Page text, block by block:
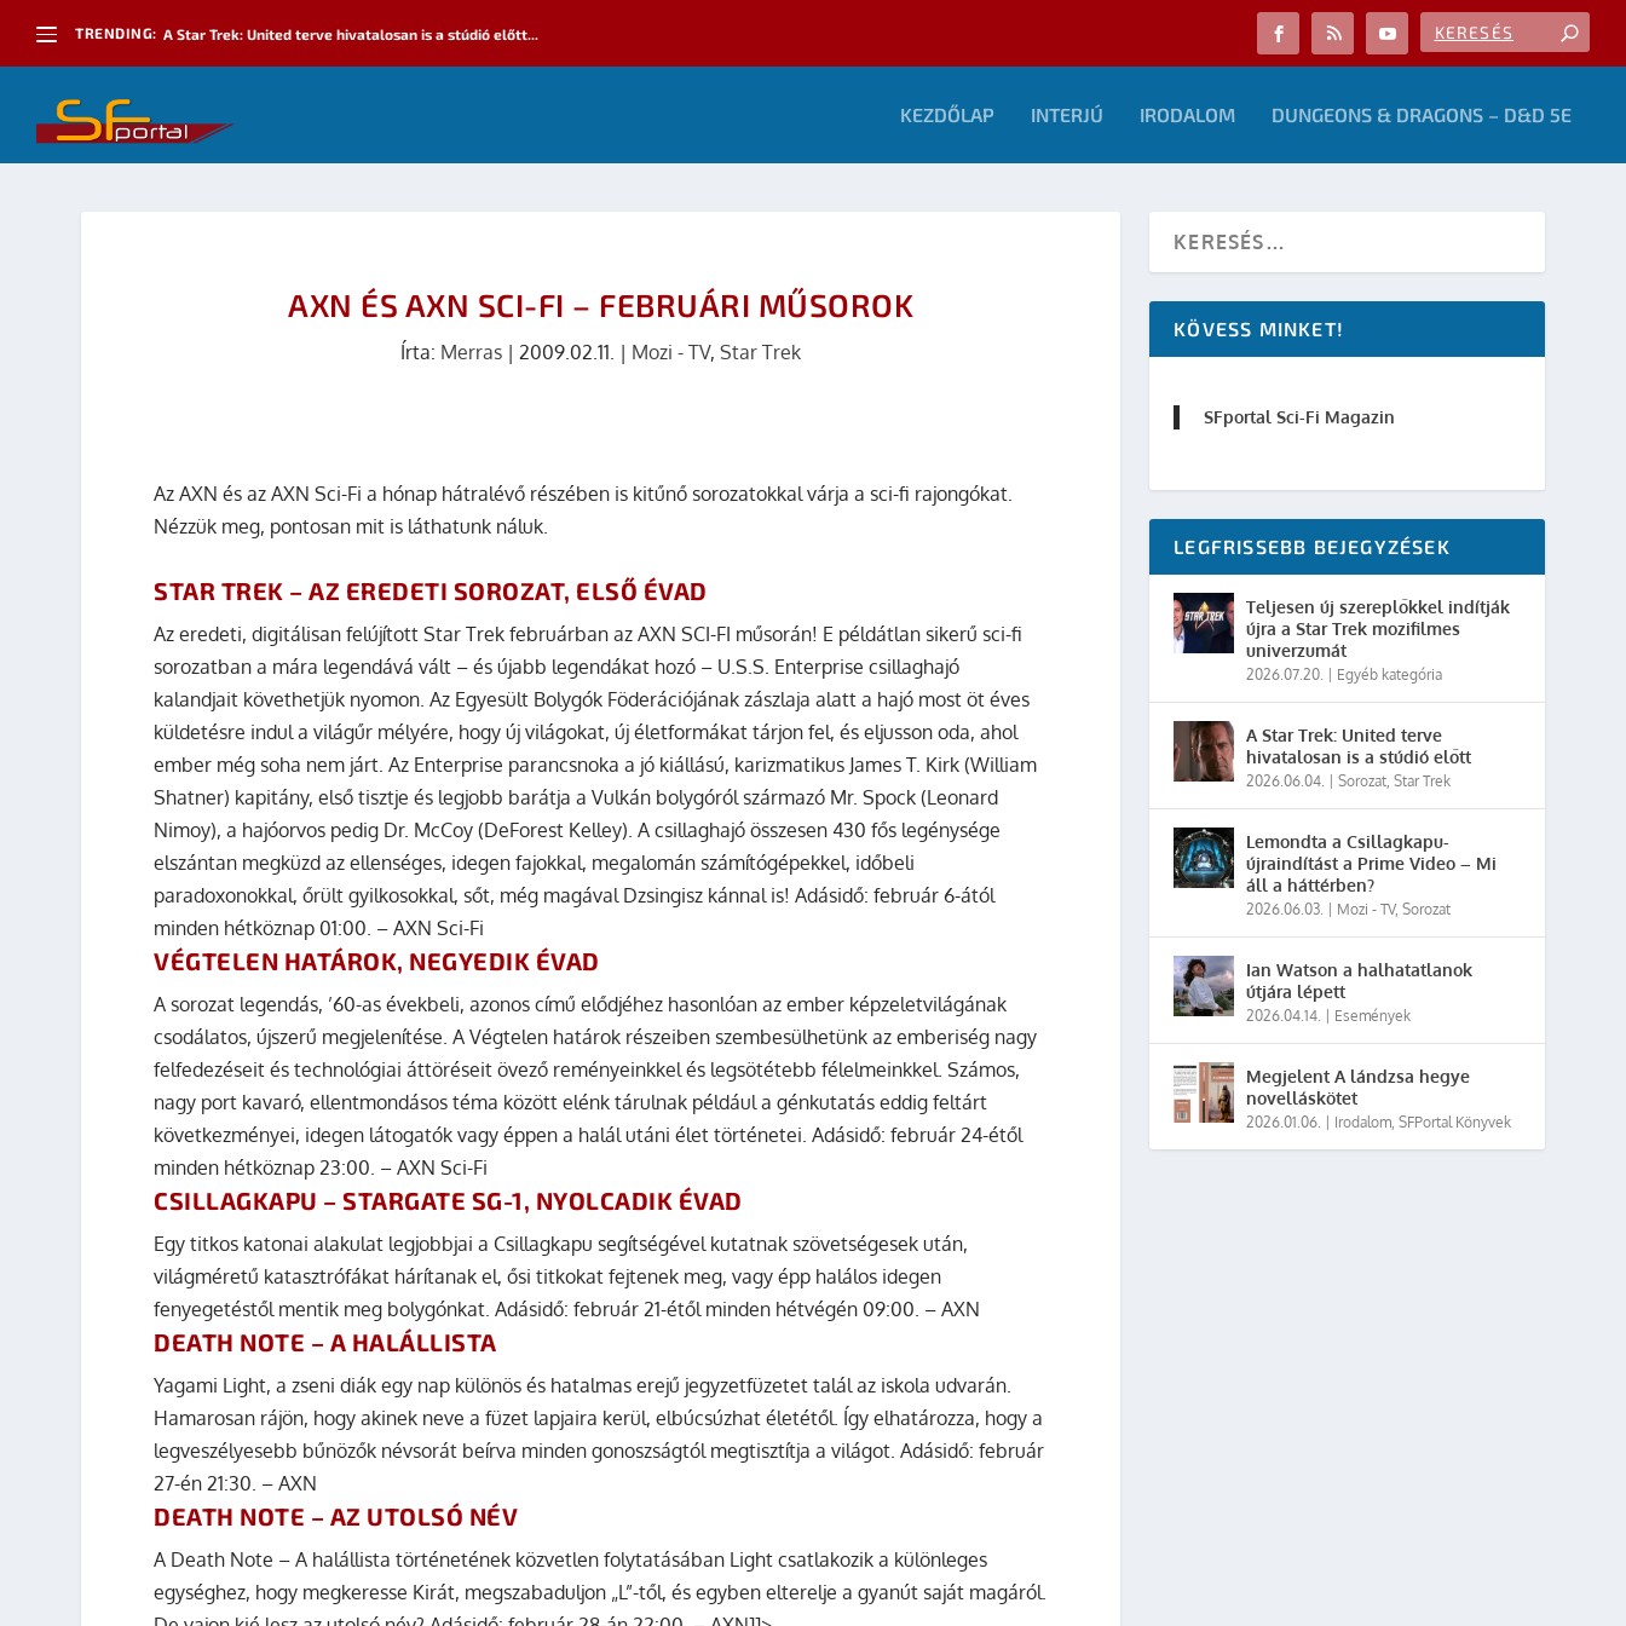
TRENDING: A Star Trek: United terve hivatalosan is a stúdió előtt...
KEZDŐLAP INTERJÚ IRODALOM DUNGEONS & DRAGONS – D&D 5E
AXN ÉS AXN SCI-FI – FEBRUÁRI MŰSOROK
Írta: Merras |2009.02.11. | Mozi - TV,Star Trek
Az AXN és az AXN Sci-Fi a hónap hátralévő részében is kitűnő sorozatokkal várja a sci-fi rajongókat.
Nézzük meg, pontosan mit is láthatunk náluk.
STAR TREK – AZ EREDETI SOROZAT, ELSŐ ÉVAD
Az eredeti, digitálisan felújított Star Trek februárban az AXN SCI-FI műsorán! E példátlan sikerű sci-fi
sorozatban a mára legendává vált – és újabb legendákat hozó – U.S.S. Enterprise csillaghajó
kalandjait követhetjük nyomon. Az Egyesült Bolygók Föderációjának zászlaja alatt a hajó most öt éves
küldetésre indul a világűr mélyére, hogy új világokat, új életformákat tárjon fel, és eljusson oda, ahol
ember még soha nem járt. Az Enterprise parancsnoka a jó kiállású, karizmatikus James T. Kirk (William
Shatner) kapitány, első tisztje és legjobb barátja a Vulkán bolygóról származó Mr. Spock (Leonard
Nimoy), a hajóorvos pedig Dr. McCoy (DeForest Kelley). A csillaghajó összesen 430 fős legénysége
elszántan megküzd az ellenséges, idegen fajokkal, megalomán számítógépekkel, időbeli
paradoxonokkal, őrült gyilkosokkal, sőt, még magával Dzsingisz kánnal is! Adásidő: február 6-ától
minden hétköznap 01:00. – AXN Sci-Fi
VÉGTELEN HATÁROK, NEGYEDIK ÉVAD
A sorozat legendás, ’60-as évekbeli, azonos című elődjéhez hasonlóan az ember képzeletvilágának
csodálatos, újszerű megjelenítése. A Végtelen határok részeiben szembesülhetünk az emberiség nagy
felfedezéseit és technológiai áttöréseit övező reményeinkkel és legsötétebb félelmeinkkel. Számos,
nagy port kavaró, ellentmondásos téma között elénk tárulnak például a génkutatás eddig feltárt
következményei, idegen látogatók vagy éppen a halál utáni élet történetei. Adásidő: február 24-étől
minden hétköznap 23:00. – AXN Sci-Fi
CSILLAGKAPU – STARGATE SG-1, NYOLCADIK ÉVAD
Egy titkos katonai alakulat legjobbjai a Csillagkapu segítségével kutatnak szövetségesek után,
világméretű katasztrófákat hárítanak el, ősi titkokat fejtenek meg, vagy épp halálos idegen
fenyegetéstől mentik meg bolygónkat. Adásidő: február 21-étől minden hétvégén 09:00. – AXN
DEATH NOTE – A HALÁLLISTA
Yagami Light, a zseni diák egy nap különös és hatalmas erejű jegyzetfüzetet talál az iskola udvarán.
Hamarosan rájön, hogy akinek neve a füzet lapjaira kerül, elbúcsúzhat életétől. Így elhatározza, hogy a
legveszélyesebb bűnözők névsorát beírva minden gonoszságtól megtisztítja a világot. Adásidő: február
27-én 21:30. – AXN
DEATH NOTE – AZ UTOLSÓ NÉV
A Death Note – A halállista történetének közvetlen folytatásában Light csatlakozik a különleges
egységhez, hogy megkeresse Kirát, megszabaduljon „L”-től, és egyben elterelje a gyanút saját magáról.
KÖVESS MINKET!
SFportal Sci-Fi Magazin
LEGFRISSEBB BEJEGYZÉSEK
Teljesen új szereplőkkel indítják
újra a Star Trek mozifilmes
univerzumát
2026.07.20. Egyéb kategória
A Star Trek: United terve
hivatalosan is a stúdió előtt
2026.06.04. |Sorozat,Star Trek
Lemondta a Csillagkapu-
újraindítást a Prime Video – Mi
áll a háttérben?
2026.06.03. Mozi - TV,Sorozat
Ian Watson a halhatatlanok
útjára lépett
2026.04.14. Események
Megjelent A lándzsa hegye
novelláskötet
2026.01.06. Irodalom,SFPortal Könyvek